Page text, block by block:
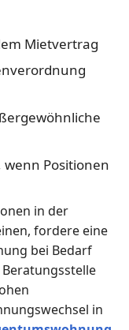
Mietvertrag
Positionen
in der
fordere eine
bei Bedarf
in